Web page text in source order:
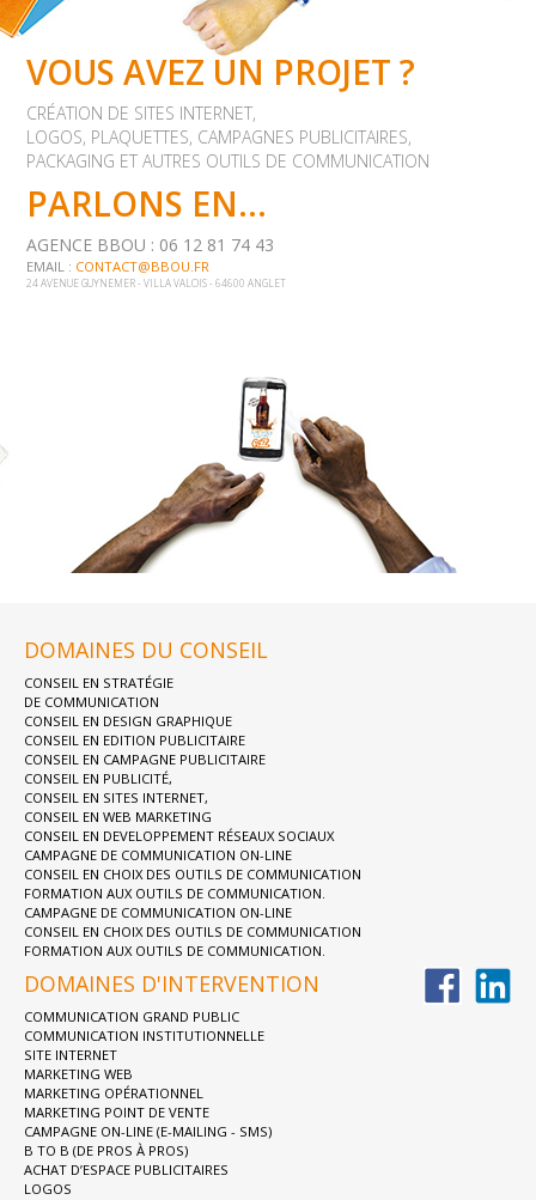
VOUS AVEZ UN PROJET ?
CRÉATION DE SITES INTERNET,
LOGOS, PLAQUETTES, CAMPAGNES PUBLICITAIRES,
PACKAGING ET AUTRES OUTILS DE COMMUNICATION
PARLONS EN...
AGENCE BBOU : 06 12 81 74 43
EMAIL : CONTACT@BBOU.FR
24 AVENUE GUYNEMER - VILLA VALOIS - 64600 ANGLET
DOMAINES DU CONSEIL
CONSEIL EN STRATÉGIE
DE COMMUNICATION
CONSEIL EN DESIGN GRAPHIQUE
CONSEIL EN EDITION PUBLICITAIRE
CONSEIL EN CAMPAGNE PUBLICITAIRE
CONSEIL EN PUBLICITÉ,
CONSEIL EN SITES INTERNET,
CONSEIL EN WEB MARKETING
CONSEIL EN DEVELOPPEMENT RÉSEAUX SOCIAUX
CAMPAGNE DE COMMUNICATION ON-LINE
CONSEIL EN CHOIX DES OUTILS DE COMMUNICATION
FORMATION AUX OUTILS DE COMMUNICATION.
CAMPAGNE DE COMMUNICATION ON-LINE
CONSEIL EN CHOIX DES OUTILS DE COMMUNICATION
FORMATION AUX OUTILS DE COMMUNICATION.
DOMAINES D'INTERVENTION
COMMUNICATION GRAND PUBLIC
COMMUNICATION INSTITUTIONNELLE
SITE INTERNET
MARKETING WEB
MARKETING OPÉRATIONNEL
MARKETING POINT DE VENTE
CAMPAGNE ON-LINE (E-MAILING - SMS)
B TO B (DE PROS À PROS)
ACHAT D’ESPACE PUBLICITAIRES
LOGOS